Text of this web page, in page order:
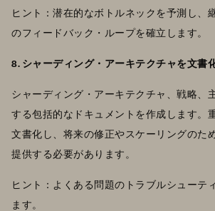
ヒント：潜在的なボトルネックを予測し、
のフィードバック・ループを確立します。
8. シャーディング・アーキテクチャを文書
シャーディング・アーキテクチャ、戦略、
する包括的なドキュメントを作成します。
文書化し、将来の修正やスケーリングのた
提供する必要があります。
ヒント：よくある問題のトラブルシューテ
ます。